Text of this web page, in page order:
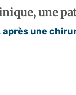
une
une